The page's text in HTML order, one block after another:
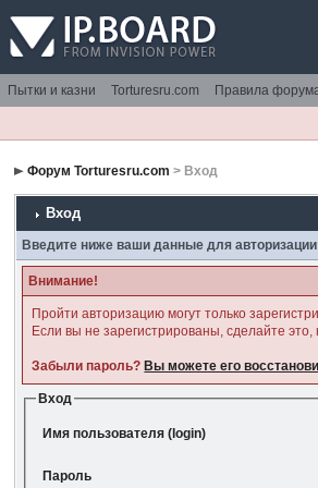
Пытки и казни Torturesru.com Правила
Форум Torturesru.com > Вход
Вход
Введите ниже ваши данные для авторизации
Внимание!
Пройти авторизацию могут только
Если вы не зарегистрированы, сделайте
Забыли пароль? Вы можете его
Вход
Имя пользователя (login)
Пароль